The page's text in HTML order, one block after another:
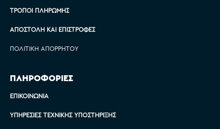
ΤΡΌΠΟΙ ΠΛΗΡΩΜΉΣ
ΑΠΟΣΤΟΛΉ ΚΑΙ ΕΠΙΣΤΡΟΦΈΣ
ΠΟΛΙΤΙΚΉ ΑΠΟΡΡΉΤΟΥ
ΠΛΗΡΟΦΟΡΙΕΣ
ΕΠΙΚΟΙΝΩΝΊΑ
ΥΠΗΡΕΣΊΕΣ ΤΕΧΝΙΚΉΣ ΥΠΟΣΤΉΡΙΞΗΣ